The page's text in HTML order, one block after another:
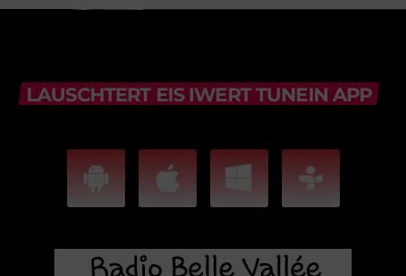
LAUSCHTERT EIS IWERT TUNEIN APP